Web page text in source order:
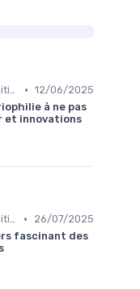
Événements et expositions • 12/06/2025
à ne pas
et innovations
Événements et expositions •
26/07/2025
fascinant des